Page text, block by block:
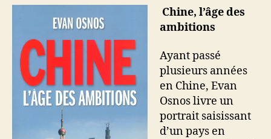
des
ambitions
Chine, l’âge des
ambitions
Ayant passé
plusieurs années
en Chine, Evan
Osnos livre un
portrait saisissant
d’un pays en